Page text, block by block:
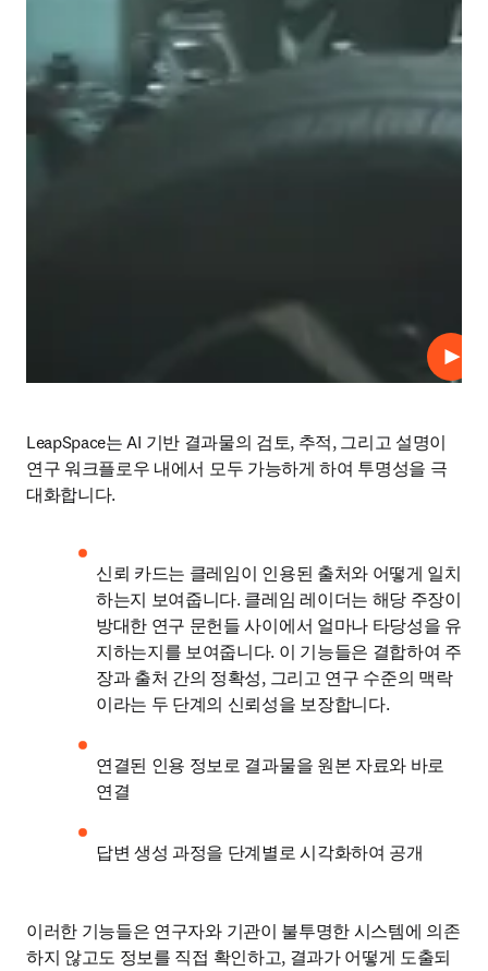
재생
LeapSpace는 AI 기반 결과물의 검토, 추적, 그리고 설명이
연구 워크플로우 내에서 모두 가능하게 하여 투명성을 극
대화합니다.
신뢰 카드는 클레임이 인용된 출처와 어떻게 일치
하는지 보여줍니다. 클레임 레이더는 해당 주장이
방대한 연구 문헌들 사이에서 얼마나 타당성을 유
지하는지를 보여줍니다. 이 기능들은 결합하여 주
장과 출처 간의 정확성, 그리고 연구 수준의 맥락
이라는 두 단계의 신뢰성을 보장합니다.
연결된 인용 정보로 결과물을 원본 자료와 바로
연결
답변 생성 과정을 단계별로 시각화하여 공개
이러한 기능들은 연구자와 기관이 불투명한 시스템에 의존
하지 않고도 정보를 직접 확인하고, 결과가 어떻게 도출되